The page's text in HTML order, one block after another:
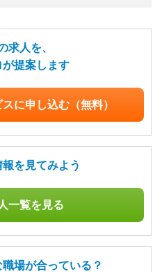
求人を、
提案します
に申し込む（無料）
を見てみよう
一覧を見る
場が合っている？